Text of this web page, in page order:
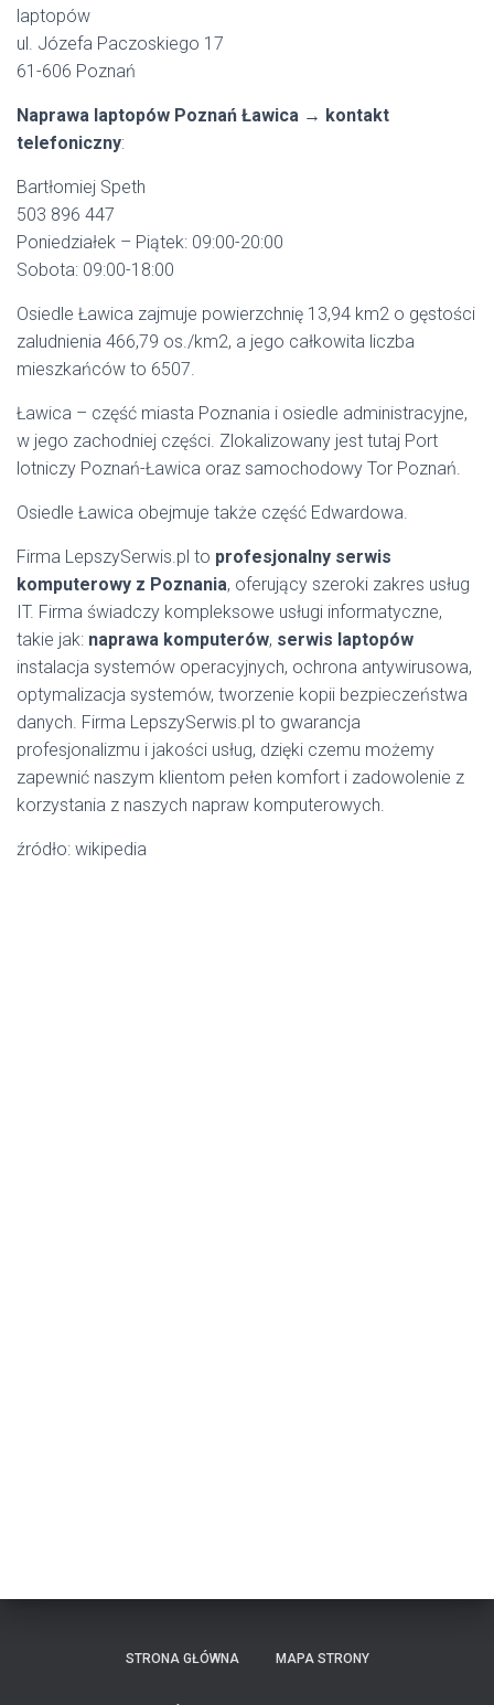
laptopów
ul. Józefa Paczoskiego 17
61-606 Poznań
Naprawa laptopów Poznań Ławica → kontakt
telefoniczny:
Bartłomiej Speth
503 896 447
Poniedziałek – Piątek: 09:00-20:00
Sobota: 09:00-18:00
Osiedle Ławica zajmuje powierzchnię 13,94 km2 o gęstości
zaludnienia 466,79 os./km2, a jego całkowita liczba
mieszkańców to 6507.
Ławica – część miasta Poznania i osiedle administracyjne,
w jego zachodniej części. Zlokalizowany jest tutaj Port
lotniczy Poznań-Ławica oraz samochodowy Tor Poznań.
Osiedle Ławica obejmuje także część Edwardowa.
Firma LepszySerwis.pl to profesjonalny serwis
komputerowy z Poznania, oferujący szeroki zakres usług
IT. Firma świadczy kompleksowe usługi informatyczne,
takie jak: naprawa komputerów, serwis laptopów
instalacja systemów operacyjnych, ochrona antywirusowa,
optymalizacja systemów, tworzenie kopii bezpieczeństwa
danych. Firma LepszySerwis.pl to gwarancja
profesjonalizmu i jakości usług, dzięki czemu możemy
zapewnić naszym klientom pełen komfort i zadowolenie z
korzystania z naszych napraw komputerowych.
źródło: wikipedia
STRONA GŁÓWNA MAPA STRONY